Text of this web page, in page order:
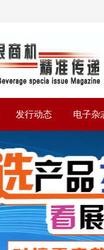
发行动态 电子杂